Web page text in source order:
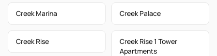
Creek Marina Creek Palace
Creek Rise
Creek Rise 1 Tower
Apartments